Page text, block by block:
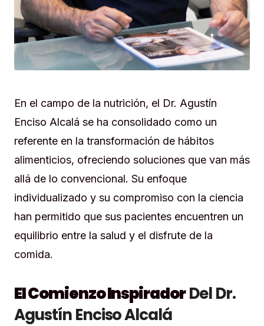
En el campo de la nutrición, el Dr. Agustín
Enciso Alcalá se ha consolidado como un
referente en la transformación de hábitos
alimenticios, ofreciendo soluciones que van más
allá de lo convencional. Su enfoque
individualizado y su compromiso con la ciencia
han permitido que sus pacientes encuentren un
equilibrio entre la salud y el disfrute de la
comida.
El Comienzo InspiradorDel Dr.
Agustín Enciso Alcalá